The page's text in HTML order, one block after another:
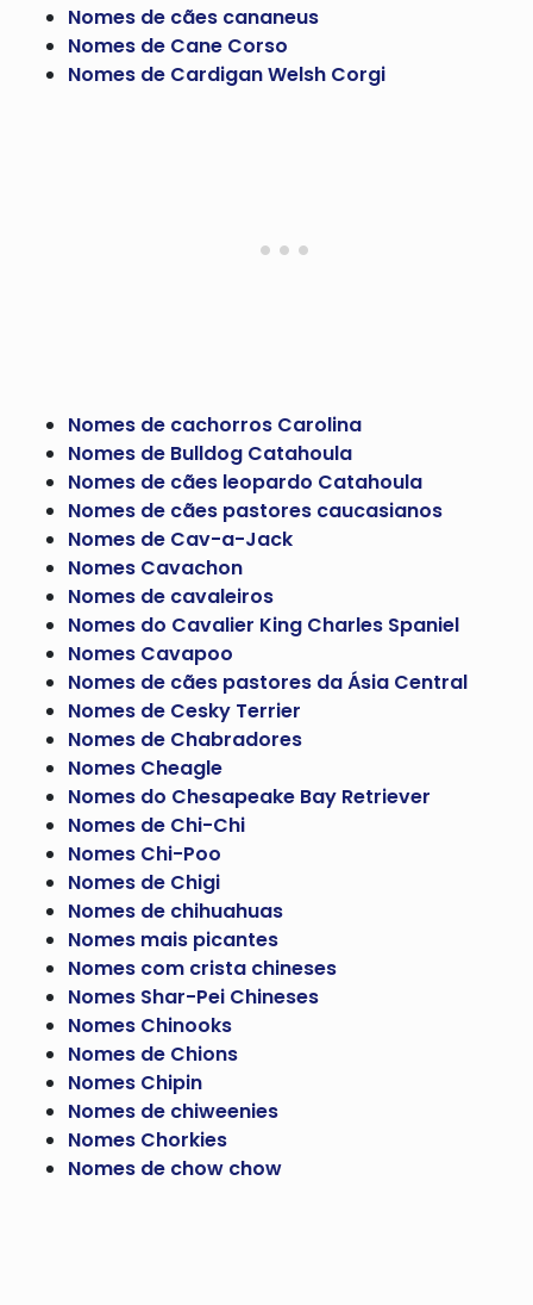
Nomes de cães cananeus
Nomes de Cane Corso
Nomes de Cardigan Welsh Corgi
Nomes de cachorros Carolina
Nomes de Bulldog Catahoula
Nomes de cães leopardo Catahoula
Nomes de cães pastores caucasianos
Nomes de Cav-a-Jack
Nomes Cavachon
Nomes de cavaleiros
Nomes do Cavalier King Charles Spaniel
Nomes Cavapoo
Nomes de cães pastores da Ásia Central
Nomes de Cesky Terrier
Nomes de Chabradores
Nomes Cheagle
Nomes do Chesapeake Bay Retriever
Nomes de Chi-Chi
Nomes Chi-Poo
Nomes de Chigi
Nomes de chihuahuas
Nomes mais picantes
Nomes com crista chineses
Nomes Shar-Pei Chineses
Nomes Chinooks
Nomes de Chions
Nomes Chipin
Nomes de chiweenies
Nomes Chorkies
Nomes de chow chow